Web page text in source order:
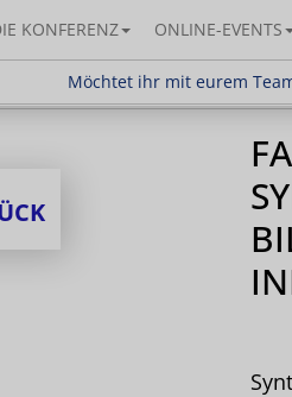
KONFERENZ ONLINE-EVENTS
Möchtet ihr mit eurem
ihr mit eurem Team